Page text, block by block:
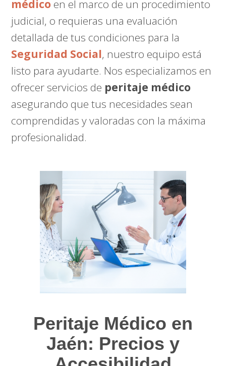
médico en el marco de un procedimiento
judicial, o requieras una evaluación
detallada de tus condiciones para la
Seguridad Social, nuestro equipo está
listo para ayudarte. Nos especializamos en
ofrecer servicios de peritaje médico
asegurando que tus necesidades sean
comprendidas y valoradas con la máxima
profesionalidad.
Peritaje Médico en
Jaén: Precios y